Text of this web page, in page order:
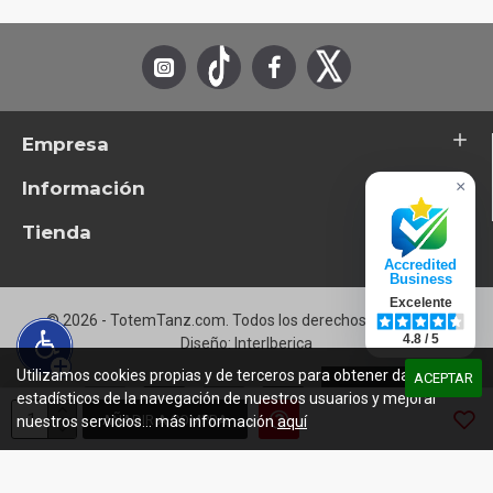
AÑADIR A COMPRA
I Can't Tell You Why
D3 New Kid In Town
D4 The Long Run
D5 After The Thrill Is Gone
Empresa
Información
Tienda
© 2026 - TotemTanz.com. Todos los derechos reservados
Diseño: InterIberica
ACEPTAR
Utilizamos cookies propias y de terceros para obtener datos
estadísticos de la navegación de nuestros usuarios y mejorar
nuestros servicios... más informaciónaquí
×
Accredited
Business
Excelente
4.8 / 5